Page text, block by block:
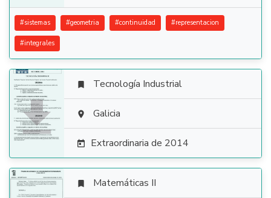
#sistemas #geometria #continuidad #representacion
#integrales

 Tecnología Industrial
 Galicia
 Extraordinaria de 2014
 Matemáticas II